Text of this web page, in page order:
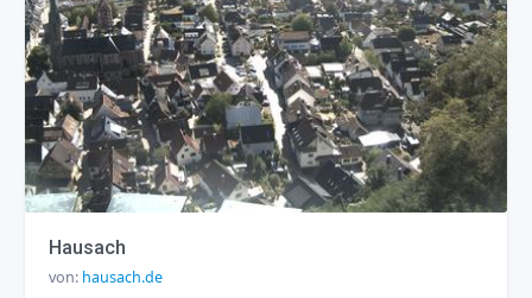
Hausach
von: hausach.de